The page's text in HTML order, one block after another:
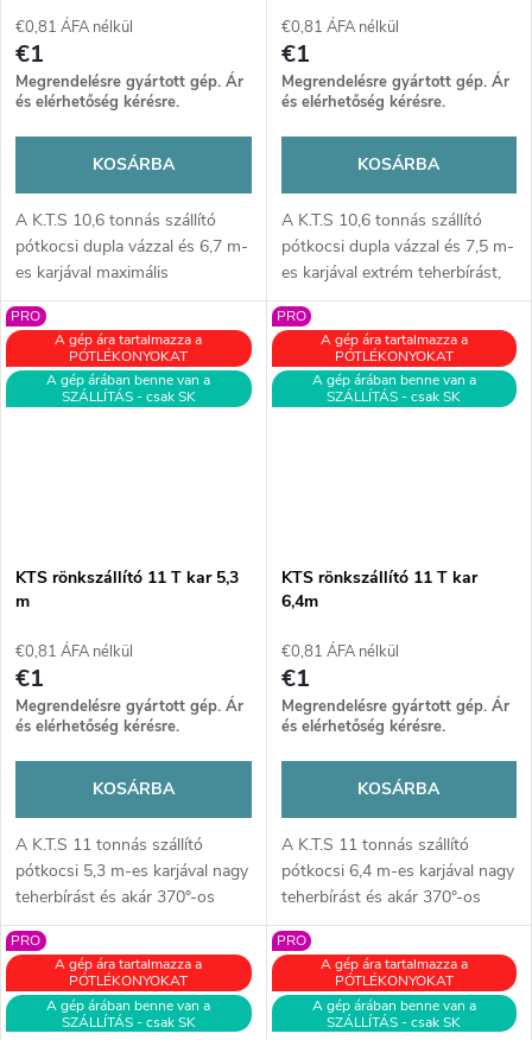
€0,81 ÁFA nélkül
€1
Megrendelésre gyártott gép. Ár
és elérhetőség kérésre.
KOSÁRBA
A K.T.S 10,6 tonnás szállító
pótkocsi dupla vázzal és 6,7 m-
es karjával maximális
teherbírást, stabilitást és akár
370°-os forgathatóságot kínál.
Ideális gép nehéz
faanyagmozgatáshoz, amely
növeli a hatékonyságot és
€0,81 ÁFA nélkül
€1
Megrendelésre gyártott gép. Ár
és elérhetőség kérésre.
KOSÁRBA
A K.T.S 10,6 tonnás szállító
pótkocsi dupla vázzal és 7,5 m-
es karjával extrém teherbírást,
stabilitást és akár 370°-os
forgathatóságot kínál. Ideális
nehéz faanyagmozgatáshoz,
növeli a hatékonyságot és
megbízhatóságot minden
PRO
A gép ára tartalmazza a
PÓTLÉKONYOKAT
A gép árában benne van a
SZÁLLÍTÁS - csak SK
KTS rönkszállító 11 T kar 5,3
m
€0,81 ÁFA nélkül
€1
Megrendelésre gyártott gép. Ár
és elérhetőség kérésre.
KOSÁRBA
A K.T.S 11 tonnás szállító
pótkocsi 5,3 m-es karjával nagy
teherbírást és akár 370°-os
forgathatóságot kínál. Masszív
felépítés és minőségi anyagok
biztosítják a megbízhatóságot
és hatékony faanyagmozgatást
nehéz körülmények között.
PRO
A gép ára tartalmazza a
PÓTLÉKONYOKAT
A gép árában benne van a
SZÁLLÍTÁS - csak SK
KTS rönkszállító 11 T kar
6,4m
€0,81 ÁFA nélkül
€1
Megrendelésre gyártott gép. Ár
és elérhetőség kérésre.
KOSÁRBA
A K.T.S 11 tonnás szállító
pótkocsi 6,4 m-es karjával nagy
teherbírást és akár 370°-os
forgathatóságot kínál. Masszív
felépítés és minőségi anyagok
biztosítják a megbízhatóságot
és hatékony faanyagmozgatást
nehéz körülmények között.
PRO
A gép ára tartalmazza a
PÓTLÉKONYOKAT
A gép árában benne van a
SZÁLLÍTÁS - csak SK
PRO
A gép ára tartalmazza a
PÓTLÉKONYOKAT
A gép árában benne van a
SZÁLLÍTÁS - csak SK